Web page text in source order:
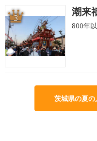
3 潮来
800年
茨城県の夏